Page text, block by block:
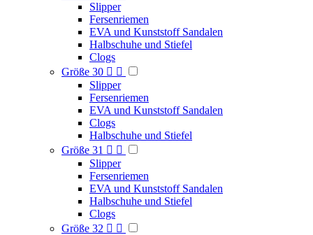
Slipper
Fersenriemen
EVA und Kunststoff Sandalen
Halbschuhe und Stiefel
Clogs
Größe 30  
Slipper
Fersenriemen
EVA und Kunststoff Sandalen
Clogs
Halbschuhe und Stiefel
Größe 31  
Slipper
Fersenriemen
EVA und Kunststoff Sandalen
Halbschuhe und Stiefel
Clogs
Größe 32  